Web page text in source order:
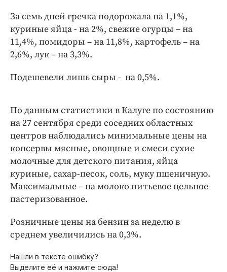
За семь дней гречка подорожала на 1,1%,
куриные яйца - на 2%, свежие огурцы – на
11,4%, помидоры – на 11,8%, картофель – на
2,6%, лук – на 3,3%.
Подешевели лишь сыры - на 0,5%.
По данным статистики в Калуге по состоянию
на 27 сентября среди соседних областных
центров наблюдались минимальные цены на
консервы мясные, овощные и смеси сухие
молочные для детского питания, яйца
куриные, сахар-песок, соль, муку пшеничную.
Максимальные – на молоко питьевое цельное
пастеризованное.
Розничные цены на бензин за неделю в
среднем увеличились на 0,3%.
Нашли в тексте ошибку?
Выделите её и нажмите сюда!